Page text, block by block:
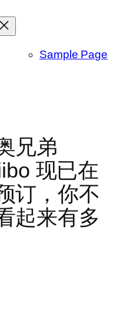
Sample Page
兄弟
现已在
订，你不
起来有多